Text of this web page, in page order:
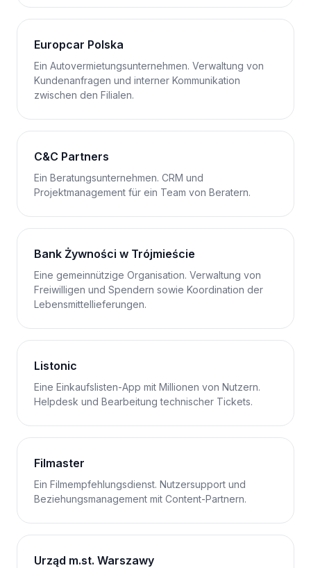
Europcar Polska
Ein Autovermietungsunternehmen. Verwaltung von
Kundenanfragen und interner Kommunikation
zwischen den Filialen.
C&C Partners
Ein Beratungsunternehmen. CRM und
Projektmanagement für ein Team von Beratern.
Bank Żywności w Trójmieście
Eine gemeinnützige Organisation. Verwaltung von
Freiwilligen und Spendern sowie Koordination der
Lebensmittellieferungen.
Listonic
Eine Einkaufslisten-App mit Millionen von Nutzern.
Helpdesk und Bearbeitung technischer Tickets.
Filmaster
Ein Filmempfehlungsdienst. Nutzersupport und
Beziehungsmanagement mit Content-Partnern.
Urząd m.st. Warszawy